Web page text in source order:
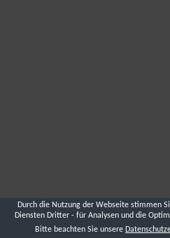
Durch die Nutzung der Webseite stimmen
Diensten Dritter - für Analysen und die
Bitte beachten Sie unsere